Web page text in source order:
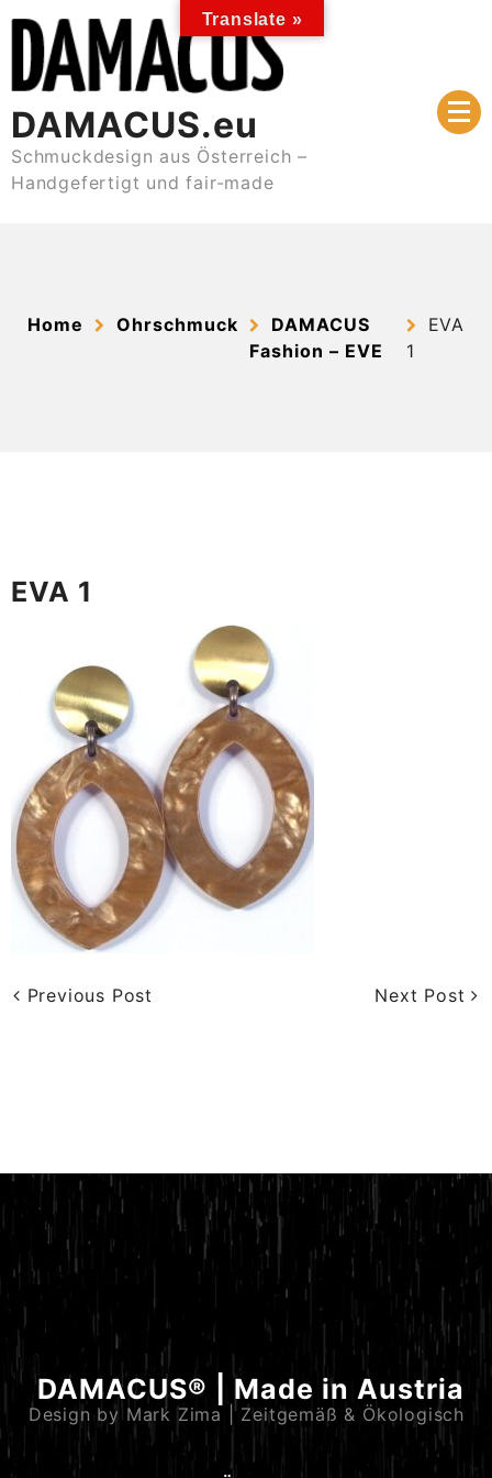
content
DAMACUS.eu
Schmuckdesign aus Österreich –
Handgefertigt und fair-made
Home Ohrschmuck
DAMACUS
Fashion – EVE
EVA
1
EVA 1
Previous Post Next Post
DAMACUS® | Made in Austria
Design by Mark Zima | Zeitgemäß & Ökologisch
Translate »